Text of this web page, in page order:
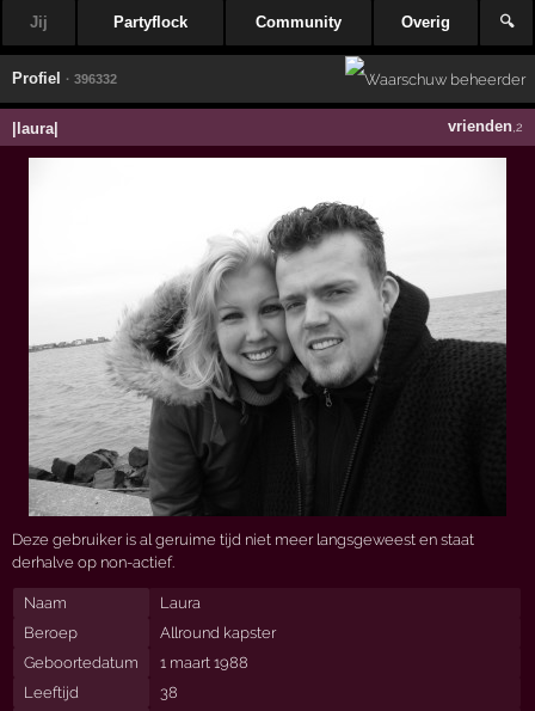
Jij Partyflock Community Overig 🔍
Profiel · 396332
|laura| vrienden,2
Deze gebruiker is al geruime tijd niet meer langsgeweest en staat
derhalve op non-actief.
Naam
Laura
Beroep
Allround kapster
Geboortedatum
1 maart 1988
Leeftijd
38